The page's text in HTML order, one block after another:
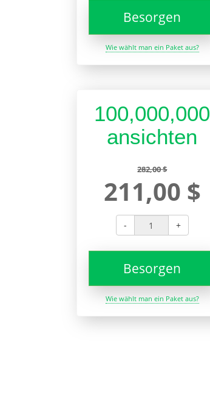
Besorgen
Wie wählt man ein Paket aus?
100,000,000
ansichten
282,00 $
211,00 $
- +
Besorgen
Wie wählt man ein Paket aus?